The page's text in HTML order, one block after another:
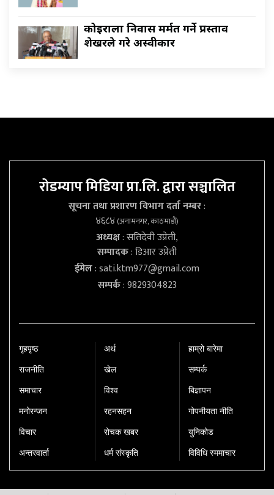
कोइराला निवास मर्मत गर्ने प्रस्ताव
शेखरले गरे अस्वीकार
रोडम्याप मिडिया प्रा.लि. द्वारा सञ्चालित
सूचना तथा प्रशारण विभाग दर्ता नम्बर:
४६८४(अनामनगर, काठमाडौं)
अध्यक्ष: सतिदेवी उप्रेती,
सम्पादक: डिआर उप्रेती
ईमेल:sati.ktm977@gmail.com
सम्पर्क: 9829304823
गृहपृष्‍ठ
राजनीति
समाचार
मनोरन्जन
विचार
अन्तरवार्ता
अर्थ
खेल
विश्व
रहनसहन
रोचक खबर
धर्म संस्कृति
हाम्रो बारेमा
सम्पर्क
बिज्ञापन
गोपनीयता नीति
युनिकोड
विविधि स्ममाचार